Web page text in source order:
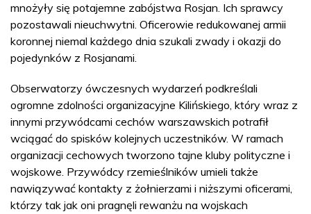
mnożyły się potajemne zabójstwa Rosjan. Ich sprawcy
pozostawali nieuchwytni. Oficerowie redukowanej armii
koronnej niemal każdego dnia szukali zwady i okazji do
pojedynków z Rosjanami.
Obserwatorzy ówczesnych wydarzeń podkreślali
ogromne zdolności organizacyjne Kilińskiego, który wraz z
innymi przywódcami cechów warszawskich potrafił
wciągać do spisków kolejnych uczestników. W ramach
organizacji cechowych tworzono tajne kluby polityczne i
wojskowe. Przywódcy rzemieślników umieli także
nawiązywać kontakty z żołnierzami i niższymi oficerami,
którzy tak jak oni pragnęli rewanżu na wojskach